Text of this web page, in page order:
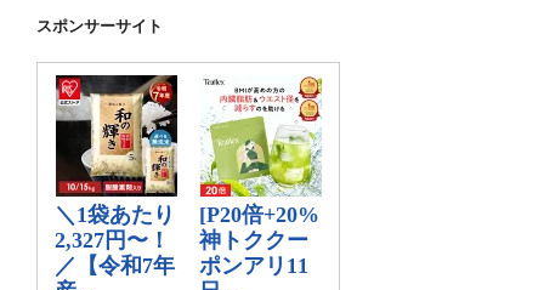
スポンサーサイト